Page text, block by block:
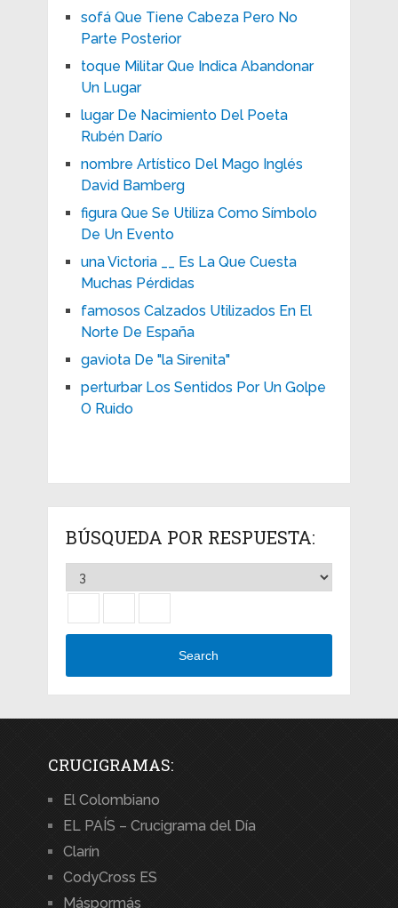
sofá Que Tiene Cabeza Pero No
Parte Posterior
toque Militar Que Indica Abandonar
Un Lugar
lugar De Nacimiento Del Poeta
Rubén Darío
nombre Artístico Del Mago Inglés
David Bamberg
figura Que Se Utiliza Como Símbolo
De Un Evento
una Victoria __ Es La Que Cuesta
Muchas Pérdidas
famosos Calzados Utilizados En El
Norte De España
gaviota De "la Sirenita"
perturbar Los Sentidos Por Un Golpe
O Ruido
BÚSQUEDA POR RESPUESTA:
Search
CRUCIGRAMAS:
El Colombiano
EL PAÍS – Crucigrama del Día
Clarín
CodyCross ES
Máspormás